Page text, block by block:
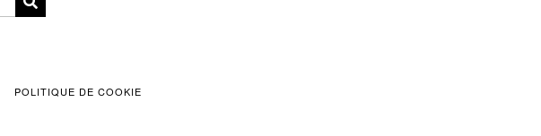
POLITIQUE DE COOKIE